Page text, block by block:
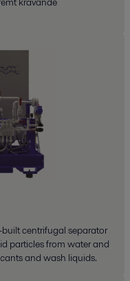
centrifugal separator
particles from water and
and wash liquids.